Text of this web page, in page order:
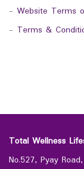
- Website Terms
- Terms &
Total Wellness
No.527, Pyay